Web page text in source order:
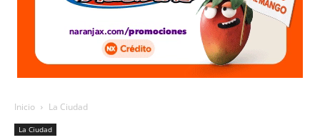
Inicio La Ciudad
La Ciudad